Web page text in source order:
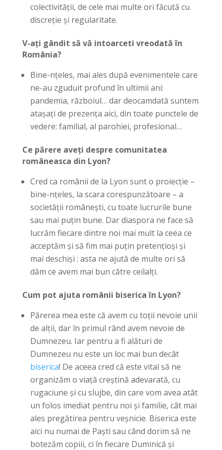
colectivității, de cele mai multe ori făcută cu
discreție și regularitate.
V-ați gândit să vă intoarceti vreodată în
România?
Bine-nțeles, mai ales după evenimentele care
ne-au zguduit profund în ultimii ani:
pandemia, războiul… dar deocamdată suntem
atașați de prezența aici, din toate punctele de
vedere: familial, al parohiei, profesional…
Ce părere aveți despre comunitatea
româneasca din Lyon?
Cred ca românii de la Lyon sunt o proiecție –
bine-nțeles, la scara corespunzătoare – a
societății românești, cu toate lucrurile bune
sau mai puțin bune. Dar diaspora ne face să
lucrăm fiecare dintre noi mai mult la ceea ce
acceptăm și să fim mai puțin pretențioși și
mai deschiși : asta ne ajută de multe ori să
dăm ce avem mai bun către ceilalți.
Cum pot ajuta românii biserica în Lyon?
Părerea mea este că avem cu toții nevoie unii
de alții, dar în primul rând avem nevoie de
Dumnezeu. Iar pentru a fi alături de
Dumnezeu nu este un loc mai bun decât
biserica! De aceea cred că este vital să ne
organizăm o viață creștină adevarată, cu
rugaciune și cu slujbe, din care vom avea atât
un folos imediat pentru noi și familie, cât mai
ales pregătirea pentru veșnicie. Biserica este
aici nu numai de Paști sau când dorim să ne
botezăm copiii, ci în fiecare Duminică și